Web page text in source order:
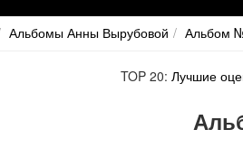
Альбомы Анны Вырубовой Альбом
TOP 20:Лучшие